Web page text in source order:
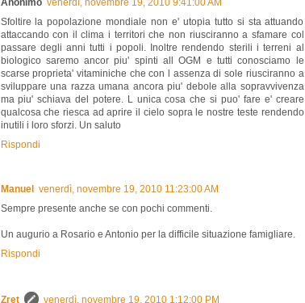
Sfoltire la popolazione mondiale non e' utopia tutto si sta attuando
attaccando con il clima i territori che non riusciranno a sfamare col
passare degli anni tutti i popoli. Inoltre rendendo sterili i terreni al
biologico saremo ancor piu' spinti all OGM e tutti conosciamo le
scarse proprieta' vitaminiche che con l assenza di sole riusciranno a
sviluppare una razza umana ancora piu' debole alla sopravvivenza
ma piu' schiava del potere. L unica cosa che si puo' fare e' creare
qualcosa che riesca ad aprire il cielo sopra le nostre teste rendendo
inutili i loro sforzi. Un saluto
Rispondi
Manuel venerdì, novembre 19, 2010 11:23:00 AM
Sempre presente anche se con pochi commenti.
Un augurio a Rosario e Antonio per la difficile situazione famigliare.
Rispondi
Zret venerdì, novembre 19, 2010 1:12:00 PM